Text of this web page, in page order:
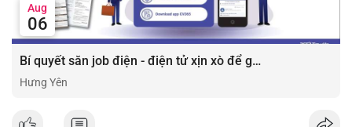
Aug
06
Bí quyết săn job điện - điện tử xịn xò để gia tăng thu nhập ⚡
Hưng Yên